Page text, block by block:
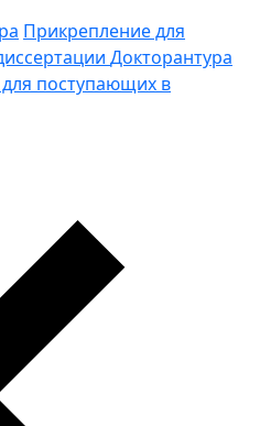
Прикрепление для
Докторантура
поступающих в